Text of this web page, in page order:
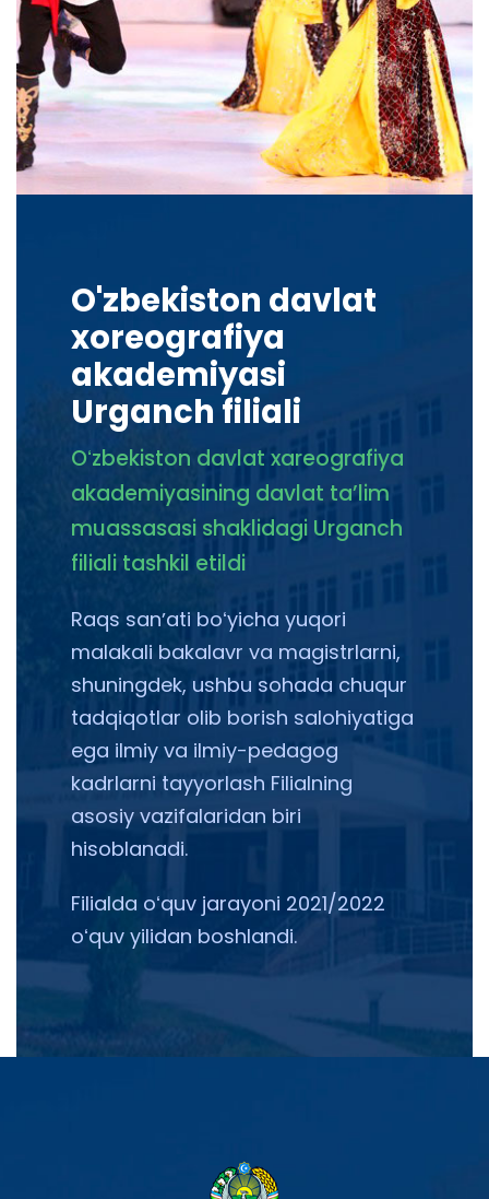
O'zbekiston davlat
xoreografiya
akademiyasi
Urganch filiali
Oʻzbekiston davlat xareografiya
akademiyasining davlat taʼlim
muassasasi shaklidagi Urganch
filiali tashkil etildi
Raqs sanʼati boʻyicha yuqori
malakali bakalavr va magistrlarni,
shuningdek, ushbu sohada chuqur
tadqiqotlar olib borish salohiyatiga
ega ilmiy va ilmiy-pedagog
kadrlarni tayyorlash Filialning
asosiy vazifalaridan biri
hisoblanadi.
Filialda oʻquv jarayoni 2021/2022
oʻquv yilidan boshlandi.